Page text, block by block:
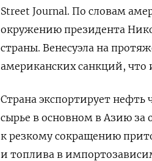
Street Journal. По словам
окружению президента
страны. Венесуэла на
американских санкций, что
Страна экспортирует нефть
сырье в основном в Азию за
к резкому сокращению
и топлива в